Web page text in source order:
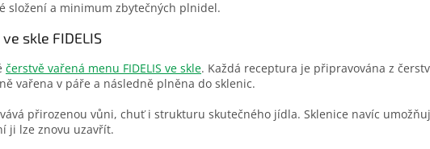
p
y
v
p
složení a minimum zbytečných plnidel.
skle FIDELIS
čerstvě vařená menu FIDELIS ve skle. Každá receptura je připravována z
vařena v páře a následně plněna do sklenic.
přirozenou vůni, chuť i strukturu skutečného jídla. Sklenice navíc
ji lze znovu uzavřít.